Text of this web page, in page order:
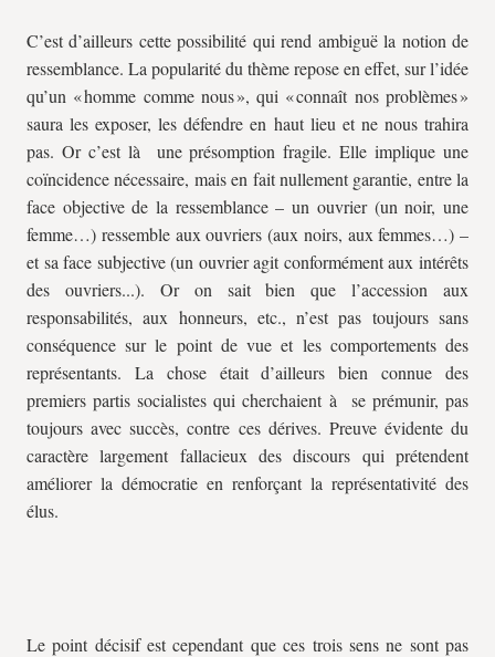
C’est d’ailleurs cette possibilité qui rend ambiguë la notion de
ressemblance. La popularité du thème repose en effet, sur l’idée
qu’un « homme comme nous », qui « connaît nos problèmes »
saura les exposer, les défendre en haut lieu et ne nous trahira
pas. Or c’est là une présomption fragile. Elle implique une
coïncidence nécessaire, mais en fait nullement garantie, entre la
face objective de la ressemblance – un ouvrier (un noir, une
femme…) ressemble aux ouvriers (aux noirs, aux femmes…) –
et sa face subjective (un ouvrier agit conformément aux intérêts
des ouvriers...). Or on sait bien que l’accession aux
responsabilités, aux honneurs, etc., n’est pas toujours sans
conséquence sur le point de vue et les comportements des
représentants. La chose était d’ailleurs bien connue des
premiers partis socialistes qui cherchaient à se prémunir, pas
toujours avec succès, contre ces dérives. Preuve évidente du
caractère largement fallacieux des discours qui prétendent
améliorer la démocratie en renforçant la représentativité des
élus.
Le point décisif est cependant que ces trois sens ne sont pas